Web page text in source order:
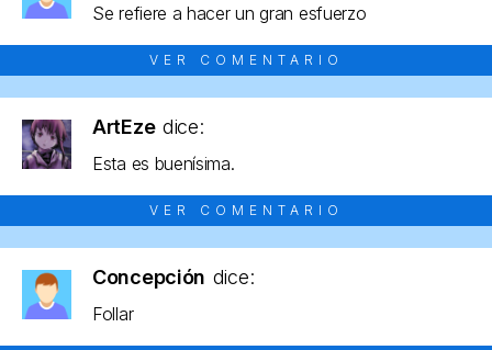
Se refiere a hacer un gran esfuerzo
VER COMENTARIO
ArtEze dice:
Esta es buenísima.
VER COMENTARIO
Concepción dice:
Follar